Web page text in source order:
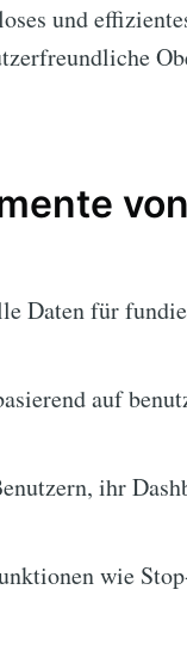
und
Daten für
auf
ihr
wie